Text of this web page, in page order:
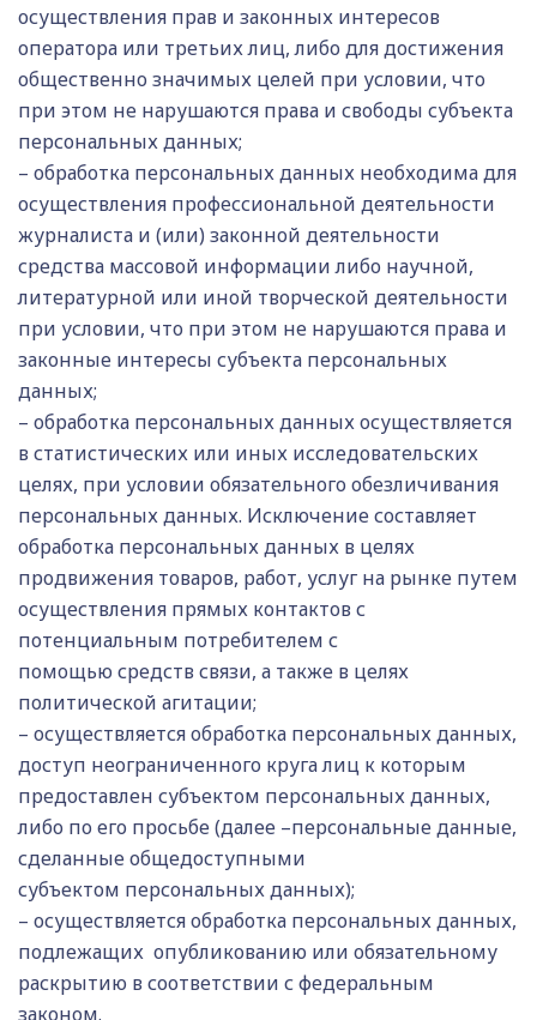
осуществления прав и законных интересов
оператора или третьих лиц, либо для достижения
общественно значимых целей при условии, что
при этом не нарушаются права и свободы субъекта
персональных данных;
– обработка персональных данных необходима для
осуществления профессиональной деятельности
журналиста и (или) законной деятельности
средства массовой информации либо научной,
литературной или иной творческой деятельности
при условии, что при этом не нарушаются права и
законные интересы субъекта персональных
данных;
– обработка персональных данных осуществляется
в статистических или иных исследовательских
целях, при условии обязательного обезличивания
персональных данных. Исключение составляет
обработка персональных данных в целях
продвижения товаров, работ, услуг на рынке путем
осуществления прямых контактов с
потенциальным потребителем с
помощью средств связи, а также в целях
политической агитации;
– осуществляется обработка персональных данных,
доступ неограниченного круга лиц к которым
предоставлен субъектом персональных данных,
либо по его просьбе (далее –персональные данные,
сделанные общедоступными
субъектом персональных данных);
– осуществляется обработка персональных данных,
подлежащих опубликованию или обязательному
раскрытию в соответствии с федеральным
законом.